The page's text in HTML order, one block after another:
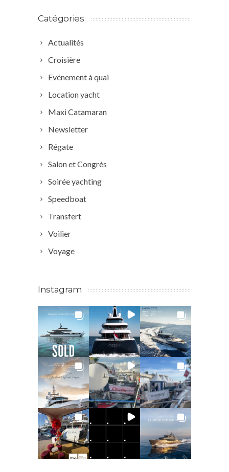
Catégories
Actualités
Croisière
Evénement à quai
Location yacht
Maxi Catamaran
Newsletter
Régate
Salon et Congrès
Soirée yachting
Speedboat
Transfert
Voilier
Voyage
Instagram